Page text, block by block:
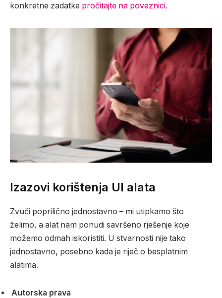
konkretne zadatke pročitajte na poveznici.
Izazovi korištenja UI alata
Zvuči poprilično jednostavno – mi utipkamo što
želimo, a alat nam ponudi savršeno rješenje koje
možemo odmah iskoristiti. U stvarnosti nije tako
jednostavno, posebno kada je riječ o besplatnim
alatima.
Autorska prava